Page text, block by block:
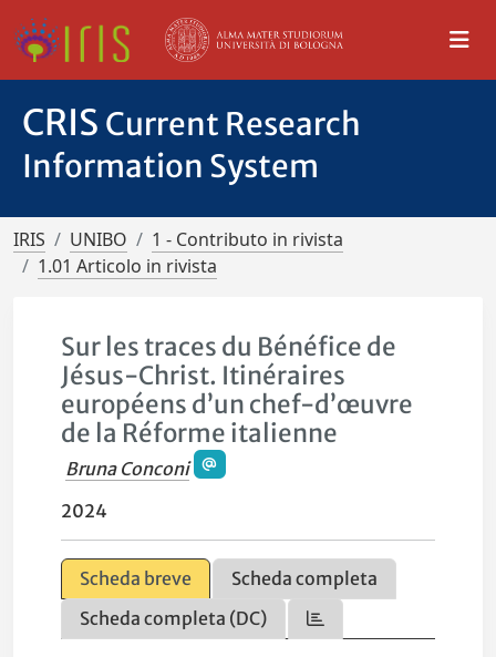
CRIS Current Research
Information System
IRIS UNIBO
1 - Contributo in rivista
1.01 Articolo in rivista
Sur les traces du Bénéfice de
Jésus-Christ. Itinéraires
européens d’un chef-d’œuvre
de la Réforme italienne
Bruna Conconi
2024
Scheda breve
Scheda completa
Scheda completa (DC)